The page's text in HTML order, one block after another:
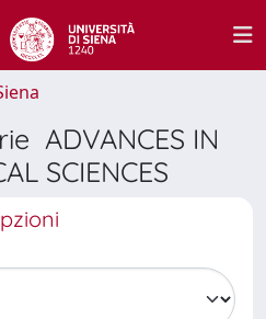
ADVANCES IN
SCIENCES